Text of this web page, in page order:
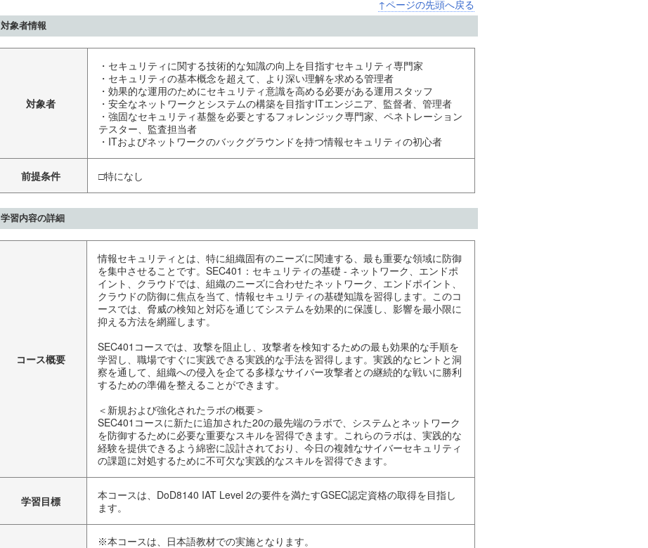
↑ページの先頭へ戻る
対象者情報
対象者
・セキュリティに関する技術的な知識の向上を目指すセキュリティ専門家
・セキュリティの基本概念を超えて、より深い理解を求める管理者
・効果的な運用のためにセキュリティ意識を高める必要がある運用スタッフ
・安全なネットワークとシステムの構築を目指すITエンジニア、監督者、管理者
・強固なセキュリティ基盤を必要とするフォレンジック専門家、ペネトレーション
テスター、監査担当者
・ITおよびネットワークのバックグラウンドを持つ情報セキュリティの初心者
前提条件 □特になし
学習内容の詳細
コース概要
情報セキュリティとは、特に組織固有のニーズに関連する、最も重要な領域に防御
を集中させることです。SEC401：セキュリティの基礎 - ネットワーク、エンドポ
イント、クラウドでは、組織のニーズに合わせたネットワーク、エンドポイント、
クラウドの防御に焦点を当て、情報セキュリティの基礎知識を習得します。このコ
ースでは、脅威の検知と対応を通じてシステムを効果的に保護し、影響を最小限に
抑える方法を網羅します。
SEC401コースでは、攻撃を阻止し、攻撃者を検知するための最も効果的な手順を
学習し、職場ですぐに実践できる実践的な手法を習得します。実践的なヒントと洞
察を通して、組織への侵入を企てる多様なサイバー攻撃者との継続的な戦いに勝利
するための準備を整えることができます。
＜新規および強化されたラボの概要＞
SEC401コースに新たに追加された20の最先端のラボで、システムとネットワーク
を防御するために必要な重要なスキルを習得できます。これらのラボは、実践的な
経験を提供できるよう綿密に設計されており、今日の複雑なサイバーセキュリティ
の課題に対処するために不可欠な実践的なスキルを習得できます。
学習目標
本コースは、DoD8140 IAT Level 2の要件を満たすGSEC認定資格の取得を目指し
ます。
※本コースは、日本語教材での実施となります。